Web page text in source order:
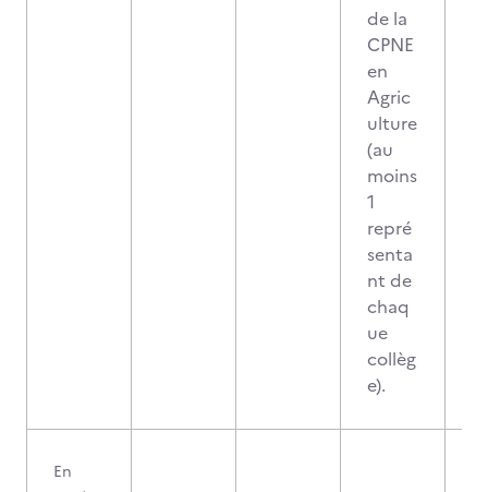
de la
CPNE
en
Agric
ulture
(au
moins
1
repré
senta
nt de
chaq
ue
collèg
e).
En